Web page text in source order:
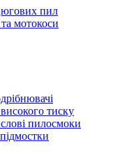
пил
мотокоси
тиску
пилосмоки